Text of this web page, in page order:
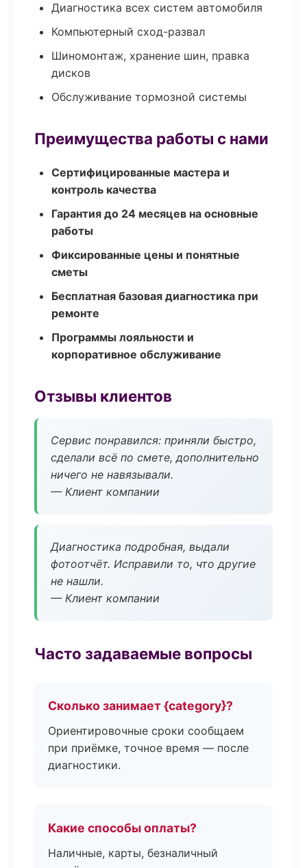
Диагностика всех систем автомобиля
Компьютерный сход-развал
Шиномонтаж, хранение шин, правка
дисков
Обслуживание тормозной системы
Преимущества работы с нами
Сертифицированные мастера и
контроль качества
Гарантия до 24 месяцев на основные
работы
Фиксированные цены и понятные
сметы
Бесплатная базовая диагностика при
ремонте
Программы лояльности и
корпоративное обслуживание
Отзывы клиентов
Сервис понравился: приняли быстро,
сделали всё по смете, дополнительно
ничего не навязывали.
— Клиент компании
Диагностика подробная, выдали
фотоотчёт. Исправили то, что другие
не нашли.
— Клиент компании
Часто задаваемые вопросы
Сколько занимает {category}?
Ориентировочные сроки сообщаем
при приёмке, точное время — после
диагностики.
Какие способы оплаты?
Наличные, карты, безналичный